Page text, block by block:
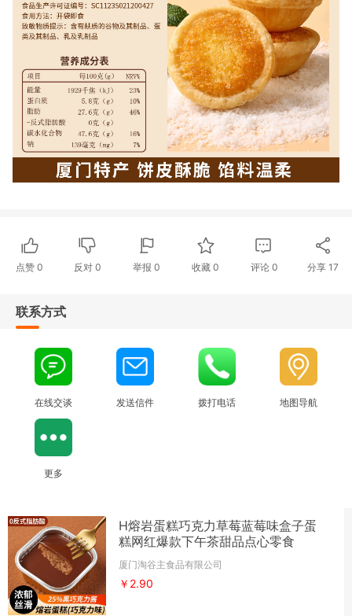
点赞 0 反对0 举报 0 收藏 0 评论 0 分享 17
联系方式
在线交谈 发送信件 拨打电话 地图导航
更多
H熔岩蛋糕巧克力草莓蓝莓味盒子蛋
糕网红爆款下午茶甜品点心零食
厦门淘谷主食品有限公司
￥2.90